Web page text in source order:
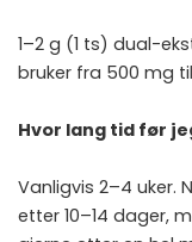
1–2 g (1 ts) dual-
bruker fra 500 mg
Hvor lang tid før
Vanligvis 2–4 uker.
etter 10–14 dager,